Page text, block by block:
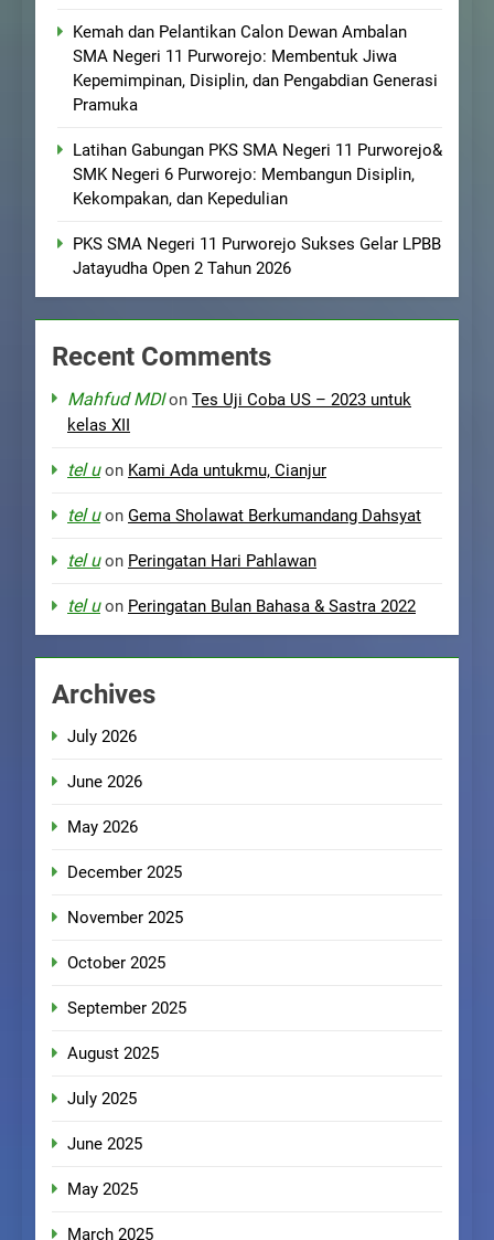
Kemah dan Pelantikan Calon Dewan Ambalan
SMA Negeri 11 Purworejo: Membentuk Jiwa
Kepemimpinan, Disiplin, dan Pengabdian Generasi
Pramuka
Latihan Gabungan PKS SMA Negeri 11 Purworejo&
SMK Negeri 6 Purworejo: Membangun Disiplin,
Kekompakan, dan Kepedulian
PKS SMA Negeri 11 Purworejo Sukses Gelar LPBB
Jatayudha Open 2 Tahun 2026
Recent Comments
Mahfud MDIon Tes Uji Coba US – 2023 untuk
kelas XII
tel uon Kami Ada untukmu, Cianjur
tel uon Gema Sholawat Berkumandang Dahsyat
tel uon Peringatan Hari Pahlawan
tel uon Peringatan Bulan Bahasa & Sastra 2022
Archives
July 2026
June 2026
May 2026
December 2025
November 2025
October 2025
September 2025
August 2025
July 2025
June 2025
May 2025
March 2025